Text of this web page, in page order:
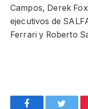
Campos, Derek
ejecutivos de
Ferrari y Roberto
Facebook